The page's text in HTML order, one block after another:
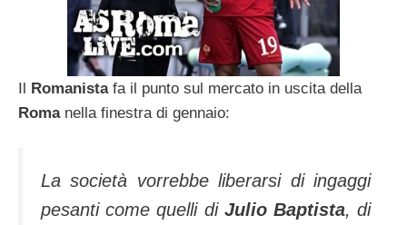
Il Romanista fa il punto sul mercato in uscita della
Roma nella finestra di gennaio:
La società vorrebbe liberarsi di ingaggi
pesanti come quelli di Julio Baptista, di